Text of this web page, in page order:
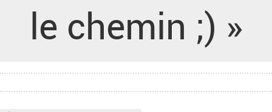
le chemin ;) »